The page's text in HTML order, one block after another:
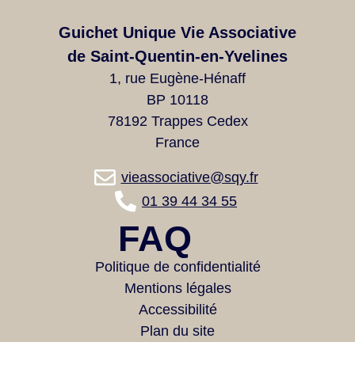
Guichet Unique Vie Associative
de Saint-Quentin-en-Yvelines
1, rue Eugène-Hénaff
BP 10118
78192 Trappes Cedex
France
vieassociative@sqy.fr
01 39 44 34 55
FAQ
Politique de confidentialité
Mentions légales
Accessibilité
Plan du site